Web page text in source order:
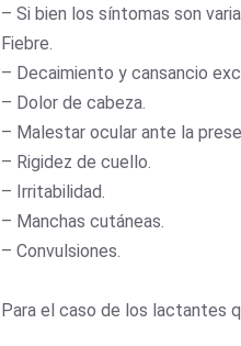
– Si bien los síntomas son
Fiebre.
– Decaimiento y cansancio
– Dolor de cabeza.
– Malestar ocular ante la
– Rigidez de cuello.
– Irritabilidad.
– Manchas cutáneas.
– Convulsiones.
Para el caso de los lactantes